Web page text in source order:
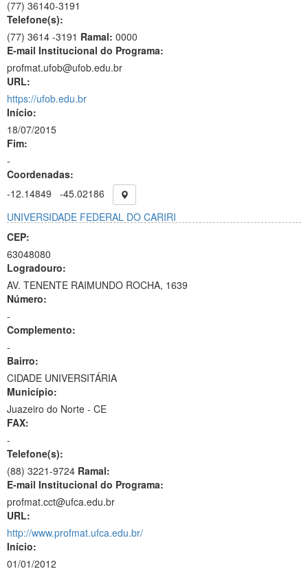
(77) 36140-3191
Telefone(s):
(77) 3614 -3191 Ramal: 0000
E-mail Institucional do Programa:
profmat.ufob@ufob.edu.br
URL:
https://ufob.edu.br
Início:
18/07/2015
Fim:
-
Coordenadas:
-12.14849
-45.02186
UNIVERSIDADE FEDERAL DO CARIRI
CEP:
63048080
Logradouro:
AV. TENENTE RAIMUNDO ROCHA, 1639
Número:
-
Complemento:
-
Bairro:
CIDADE UNIVERSITÁRIA
Município:
Juazeiro do Norte - CE
FAX:
-
Telefone(s):
(88) 3221-9724 Ramal:
E-mail Institucional do Programa:
profmat.cct@ufca.edu.br
URL:
http://www.profmat.ufca.edu.br/
Início:
01/01/2012